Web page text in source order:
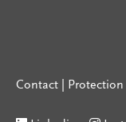
Contact